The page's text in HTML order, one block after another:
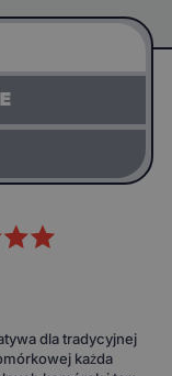
dla tradycyjnej
każda